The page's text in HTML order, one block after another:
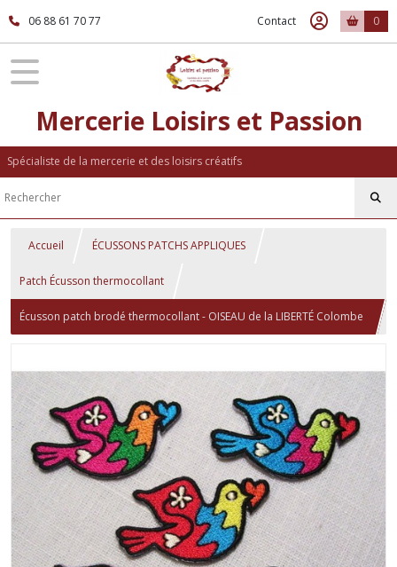
06 88 61 70 77 Contact 0
Mercerie Loisirs et Passion
Spécialiste de la mercerie et des loisirs créatifs
Accueil ÉCUSSONS PATCHS APPLIQUES
Patch Écusson thermocollant
Écusson patch brodé thermocollant - OISEAU de la LIBERTÉ Colombe